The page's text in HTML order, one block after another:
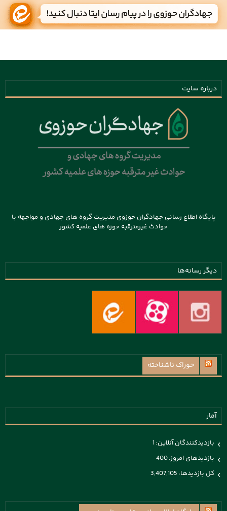
درباره سایت
پایگاه اطلاع رسانی جهادگران حوزوی مدیریت گروه های جهادی و مواجهه با
حوادث غیرمترقبه حوزه های علمیه کشور
دیگر رسانه‌ها
خوراک ناشناخته
آمار
بازدیدکنندگان آنلاین:1
بازدیدهای امروز:400
کل بازدیدها: 3,407,105